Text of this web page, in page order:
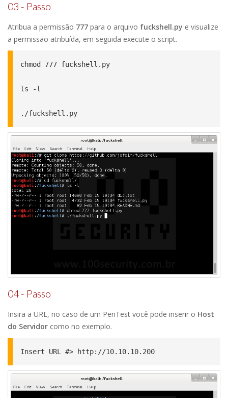
03 - Passo
Atribua a permissão 777 para o arquivo fuckshell.py e visualize
a permissão atribuída, em seguida execute o script.
chmod 777 fuckshell.py
ls -l
./fuckshell.py
04 - Passo
Insira a URL, no caso de um PenTest você pode inserir o Host
do Servidor como no exemplo.
Insert URL #> http://10.10.10.200